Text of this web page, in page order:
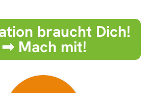
braucht Dich!
➟ Mach mit!